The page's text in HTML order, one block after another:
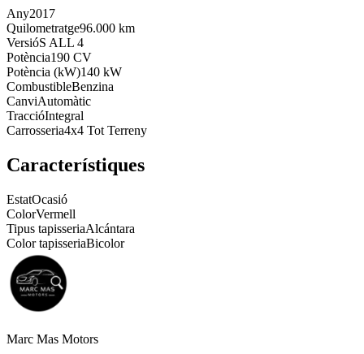
Any2017
Quilometratge96.000 km
VersióS ALL 4
Potència190 CV
Potència (kW)140 kW
CombustibleBenzina
CanviAutomàtic
TraccióIntegral
Carrosseria4x4 Tot Terreny
Característiques
EstatOcasió
ColorVermell
Tipus tapisseriaAlcántara
Color tapisseriaBicolor
Marc Mas Motors